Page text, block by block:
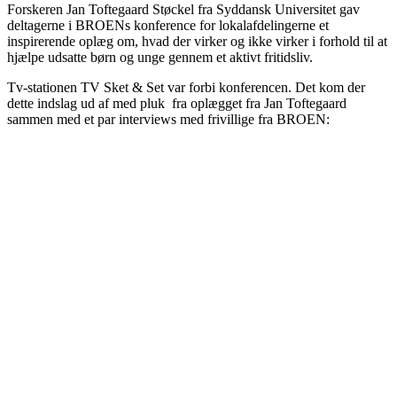
Forskeren Jan Toftegaard Støckel fra Syddansk Universitet gav
deltagerne i BROENs konference for lokalafdelingerne et
inspirerende oplæg om, hvad der virker og ikke virker i forhold til at
hjælpe udsatte børn og unge gennem et aktivt fritidsliv.
Tv-stationen TV Sket & Set var forbi konferencen. Det kom der
dette indslag ud af med pluk fra oplægget fra Jan Toftegaard
sammen med et par interviews med frivillige fra BROEN: